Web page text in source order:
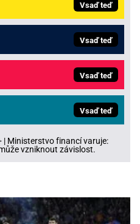
Vsaď teď
Vsaď teď
Vsaď teď
Vsaď teď
| Ministerstvo financí varuje:
vzniknout závislost.